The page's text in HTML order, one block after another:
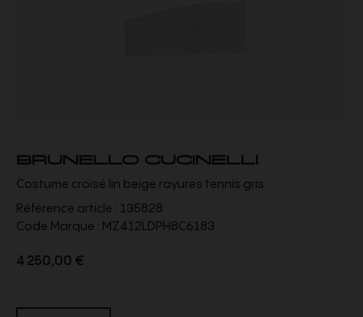
BRUNELLO CUCINELLI
Costume croisé lin beige rayures tennis gris
Référence article : 135828
Code Marque : MZ412LDPH8C6183
4 250,00 €